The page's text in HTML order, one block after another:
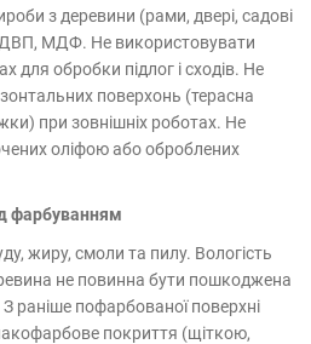
з деревини (рами, двері, садові
ДВП, МДФ. Не використовувати
для обробки підлог і сходів. Не
поверхонь (терасна
при зовнішніх роботах. Не
оліфою або оброблених
фарбуванням
жиру, смоли та пилу. Вологість
не повинна бути пошкоджена
раніше пофарбованої поверхні
покриття (щіткою,